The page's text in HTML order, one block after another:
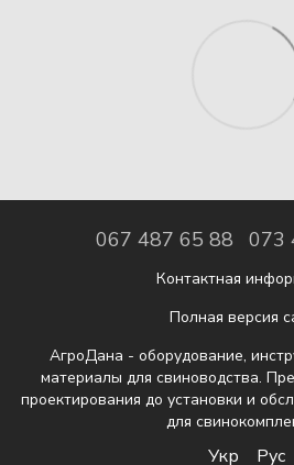
067 487 65 88 073
Контактная
Полная версия
АгроДана - оборудование,
материалы для свиноводства.
проектирования до установки и
для
Укр Рус